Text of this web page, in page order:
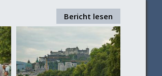
Bericht lesen